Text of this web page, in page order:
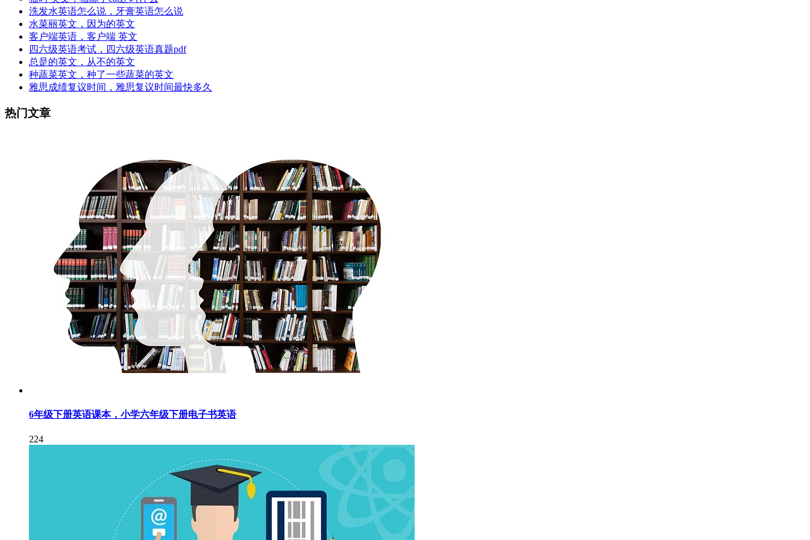
洗发水英语怎么说，牙膏英语怎么说
水菜丽英文，因为的英文
客户端英语，客户端 英文
四六级英语考试，四六级英语真题pdf
总是的英文，从不的英文
种蔬菜英文，种了一些蔬菜的英文
雅思成绩复议时间，雅思复议时间最快多久
热门文章
6年级下册英语课本，小学六年级下册电子书英语
224